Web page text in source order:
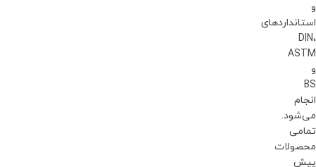
و
استانداردهای
DIN،
ASTM
و
BS
انجام
می‌شود.
تمامی
محصولات
پیش